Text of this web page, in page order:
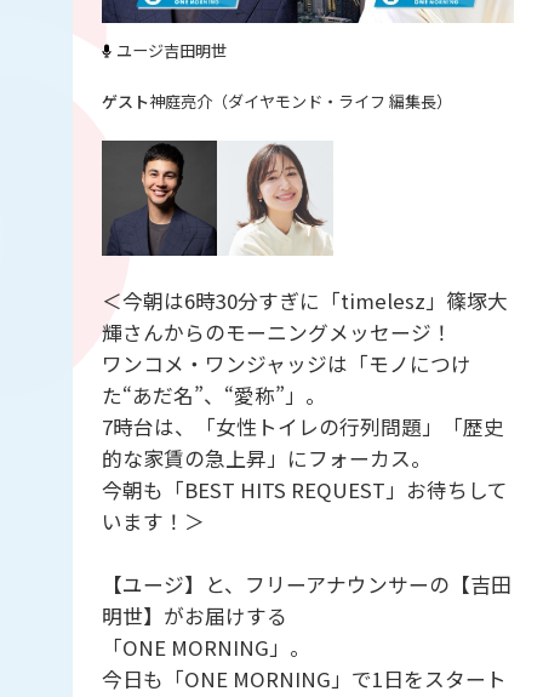
ユージ吉田明世
神庭亮介（ダイヤモンド・ライフ 編集長）
＜今朝は6時30分すぎに「timelesz」篠塚大
輝さんからのモーニングメッセージ！
ワンコメ・ワンジャッジは「モノにつけ
た“あだ名”、“愛称”」。
7時台は、「女性トイレの行列問題」「歴史
的な家賃の急上昇」にフォーカス。
今朝も「BEST HITS REQUEST」お待ちして
います！＞
【ユージ】と、フリーアナウンサーの【吉田
明世】がお届けする
「ONE MORNING」。
今日も「ONE MORNING」で1日をスタート